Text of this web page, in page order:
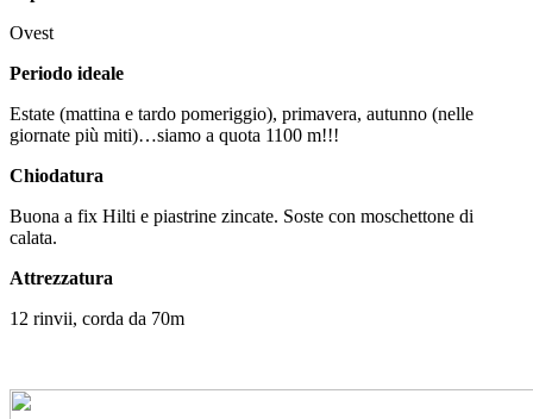
Ovest
Periodo ideale
Estate (mattina e tardo pomeriggio), primavera, autunno (nelle
giornate più miti)…siamo a quota 1100 m!!!
Chiodatura
Buona a fix Hilti e piastrine zincate. Soste con moschettone di
calata.
Attrezzatura
12 rinvii, corda da 70m